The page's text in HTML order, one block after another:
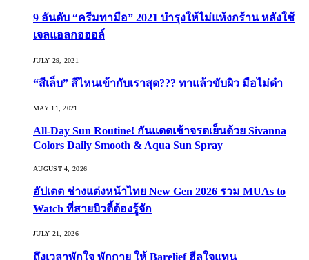
9 อันดับ “ครีมทามือ” 2021 บำรุงให้ไม่แห้งกร้าน หลังใช้
เจลแอลกอฮอล์
JULY 29, 2021
“สีเล็บ” สีไหนเข้ากับเราสุด??? ทาแล้วขับผิว มือไม่ดำ
MAY 11, 2021
All-Day Sun Routine! กันแดดเช้าจรดเย็นด้วย Sivanna
Colors Daily Smooth & Aqua Sun Spray
AUGUST 4, 2026
อัปเดต ช่างแต่งหน้าไทย New Gen 2026 รวม MUAs to
Watch ที่สายบิวตี้ต้องรู้จัก
JULY 21, 2026
ถึงเวลาพักใจ พักกาย ให้ Barelief ฮีลใจแทน